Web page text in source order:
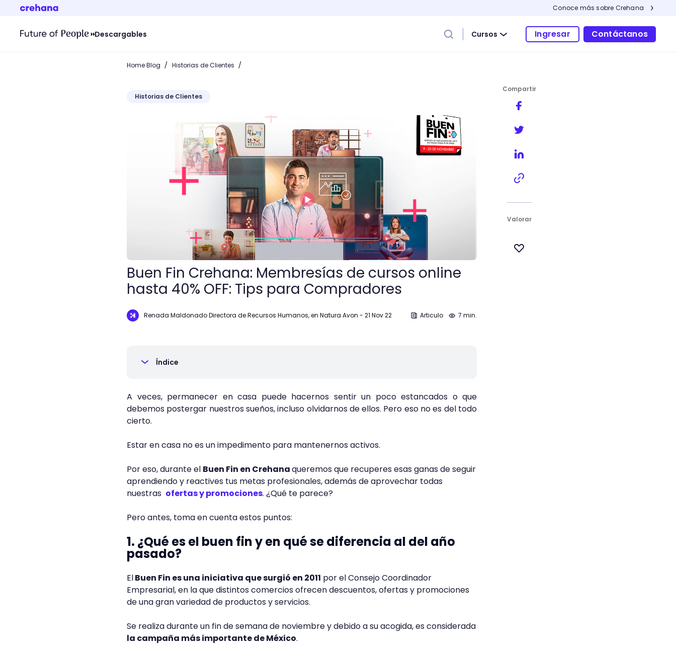
Conoce más sobre Crehana
Descargables Cursos Ingresar Contáctanos
Home Blog / Historias de Clientes /
Historias de Clientes
Buen Fin Crehana: Membresías de cursos online hasta 40% OFF: Tips para Compradores
Buen Fin Crehana: Membresías de cursos online
hasta 40% OFF: Tips para Compradores
Renada Maldonado Directora de Recursos Humanos, en Natura Avon - 21 Nov 22 Articulo 7 min.
Índice
A veces, permanecer en casa puede hacernos sentir un poco estancados o que
debemos postergar nuestros sueños, incluso olvidarnos de ellos. Pero eso no es del todo
cierto.
Estar en casa no es un impedimento para mantenernos activos.
Por eso, durante el Buen Fin en Crehanaqueremos que recuperes esas ganas de seguir
aprendiendo y reactives tus metas profesionales, además de aprovechar todas
nuestras ofertas y promociones. ¿Qué te parece?
Pero antes, toma en cuenta estos puntos:
1. ¿Qué es el buen fin y en qué se diferencia al del año
pasado?
ElBuen Fin es una iniciativa que surgió en 2011 por el Consejo Coordinador
Empresarial, en la que distintos comercios ofrecen descuentos, ofertas y promociones
de una gran variedad de productos y servicios.
Se realiza durante un fin de semana de noviembre y debido a su acogida, es considerada
la campaña más importante de México.
Compartir
Valorar